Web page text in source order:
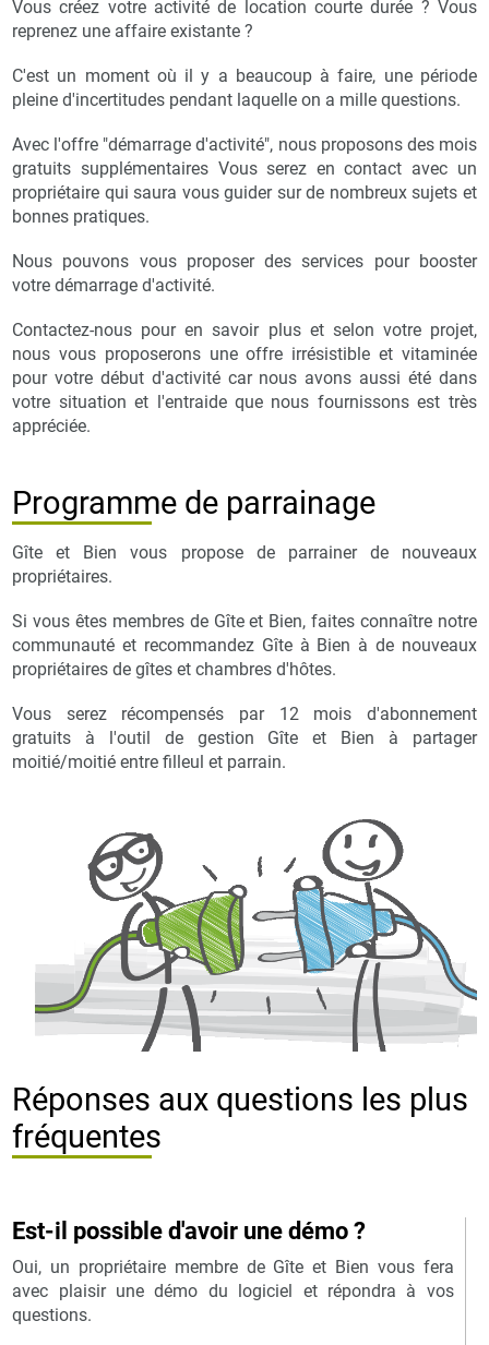
Vous créez votre activité de location courte durée ? Vous
reprenez une affaire existante ?
C'est un moment où il y a beaucoup à faire, une période
pleine d'incertitudes pendant laquelle on a mille questions.
Avec l'offre "démarrage d'activité", nous proposons des mois
gratuits supplémentaires Vous serez en contact avec un
propriétaire qui saura vous guider sur de nombreux sujets et
bonnes pratiques.
Nous pouvons vous proposer des services pour booster
votre démarrage d'activité.
Contactez-nous pour en savoir plus et selon votre projet,
nous vous proposerons une offre irrésistible et vitaminée
pour votre début d'activité car nous avons aussi été dans
votre situation et l'entraide que nous fournissons est très
appréciée.
Programme de parrainage
Gîte et Bien vous propose de parrainer de nouveaux
propriétaires.
Si vous êtes membres de Gîte et Bien, faites connaître notre
communauté et recommandez Gîte à Bien à de nouveaux
propriétaires de gîtes et chambres d'hôtes.
Vous serez récompensés par 12 mois d'abonnement
gratuits à l'outil de gestion Gîte et Bien à partager
moitié/moitié entre filleul et parrain.
Réponses aux questions les plus
fréquentes
Est-il possible d'avoir une démo ?
Oui, un propriétaire membre de Gîte et Bien vous fera
avec plaisir une démo du logiciel et répondra à vos
questions.